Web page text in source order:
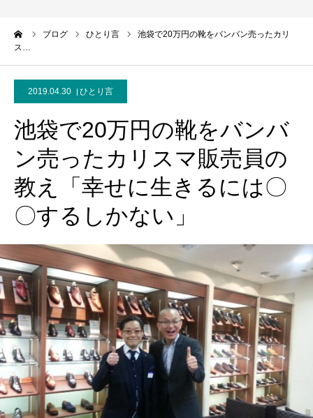
ブログ ひとり言
池袋で20万円の靴をバンバン売ったカリ
ス…
2019.04.30 ひとり言
池袋で20万円の靴をバンバ
ン売ったカリスマ販売員の
教え「幸せに生きるには〇
〇するしかない」